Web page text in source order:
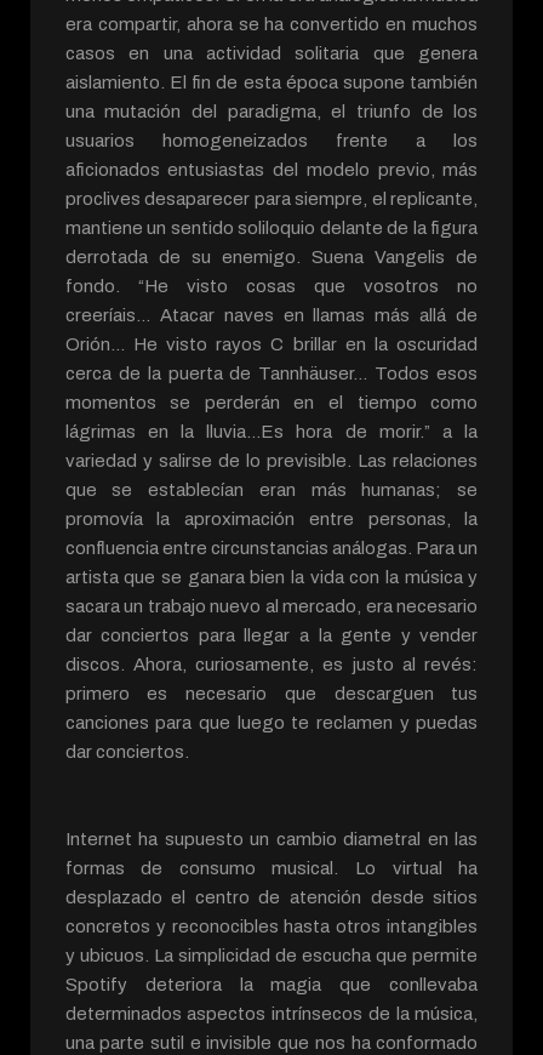
era compartir, ahora se ha convertido en muchos
casos en una actividad solitaria que genera
aislamiento. El fin de esta época supone también
una mutación del paradigma, el triunfo de los
usuarios homogeneizados frente a los
aficionados entusiastas del modelo previo, más
proclives desaparecer para siempre, el replicante,
mantiene un sentido soliloquio delante de la figura
derrotada de su enemigo. Suena Vangelis de
fondo. “He visto cosas que vosotros no
creeríais… Atacar naves en llamas más allá de
Orión… He visto rayos C brillar en la oscuridad
cerca de la puerta de Tannhäuser… Todos esos
momentos se perderán en el tiempo como
lágrimas en la lluvia…Es hora de morir.” a la
variedad y salirse de lo previsible. Las relaciones
que se establecían eran más humanas; se
promovía la aproximación entre personas, la
confluencia entre circunstancias análogas. Para un
artista que se ganara bien la vida con la música y
sacara un trabajo nuevo al mercado, era necesario
dar conciertos para llegar a la gente y vender
discos. Ahora, curiosamente, es justo al revés:
primero es necesario que descarguen tus
canciones para que luego te reclamen y puedas
dar conciertos.
Internet ha supuesto un cambio diametral en las
formas de consumo musical. Lo virtual ha
desplazado el centro de atención desde sitios
concretos y reconocibles hasta otros intangibles
y ubicuos. La simplicidad de escucha que permite
Spotify deteriora la magia que conllevaba
determinados aspectos intrínsecos de la música,
una parte sutil e invisible que nos ha conformado